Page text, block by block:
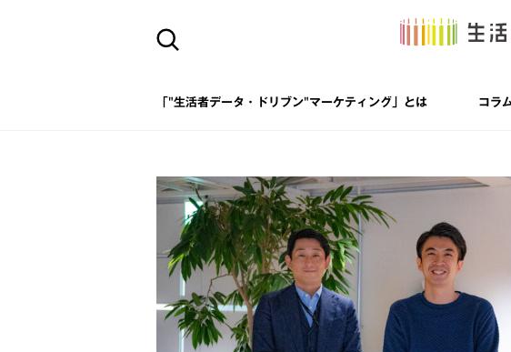
「"生活者データ・ドリブン"マーケティング」とは コラ